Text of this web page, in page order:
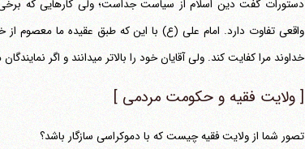
خداوند مرا کفایت کند. ولی آقایان خود را بالاتر می‎دانند و اگر نمایندگان مجلس به آنها نامه نوشته و انتقاد کنند ناراحت می‎شوند.
[ ولایت فقیه و حکومت مردمی ]
تصور شما از ولایت فقیه چیست که با دموکراسی سازگار باشد؟